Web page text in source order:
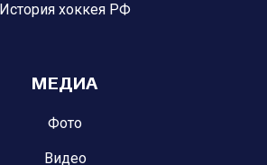
История хоккея РФ
МЕДИА
Фото
Видео